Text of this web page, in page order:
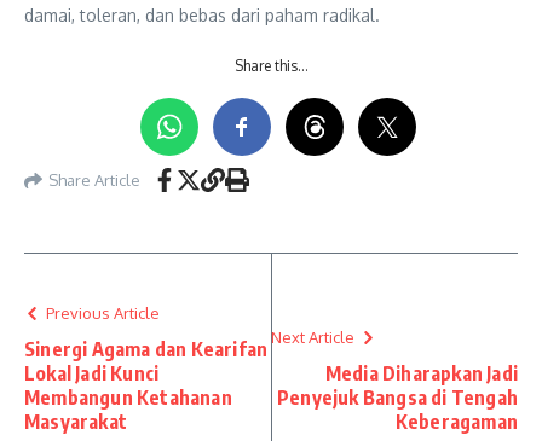
damai, toleran, dan bebas dari paham radikal.
Share this…
Share Article
Previous Article
Sinergi Agama dan Kearifan
Lokal Jadi Kunci
Membangun Ketahanan
Masyarakat
Next Article
Media Diharapkan Jadi
Penyejuk Bangsa di Tengah
Keberagaman